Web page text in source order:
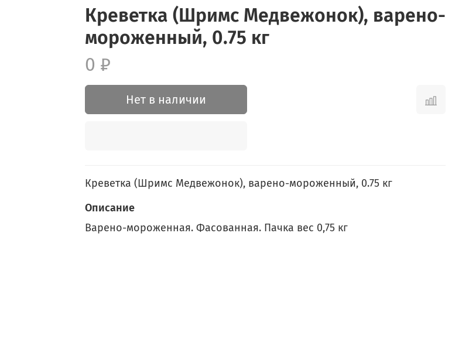
Креветка (Шримс Медвежонок), варено-
мороженный, 0.75 кг
0 ₽
Нет в наличии
Креветка (Шримс Медвежонок), варено-мороженный, 0.75 кг
Описание
Варено-мороженная. Фасованная. Пачка вес 0,75 кг